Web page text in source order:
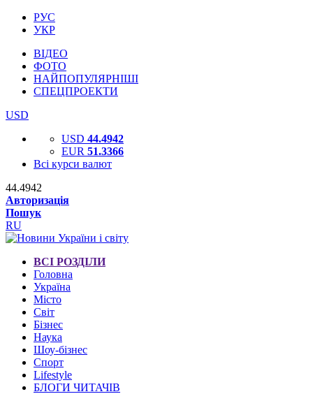
РУС
УКР
ВІДЕО
ФОТО
НАЙПОПУЛЯРНІШІ
СПЕЦПРОЕКТИ
USD
USD 44.4942
EUR 51.3366
Всі курси валют
44.4942
Авторизація
Пошук
RU
ВСІ РОЗДІЛИ
Головна
Україна
Місто
Світ
Бізнес
Наука
Шоу-бізнес
Спорт
Lifestyle
БЛОГИ ЧИТАЧІВ